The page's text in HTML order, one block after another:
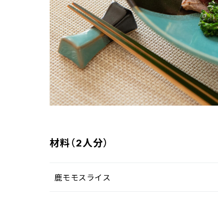
材料（2人分）
鹿モモスライス